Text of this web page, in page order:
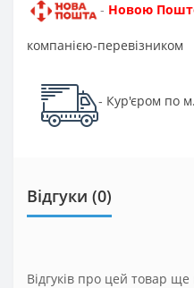
- Новою
компанією-перевізником
- Кур'єром по
Відгуки (0)
Відгуків про цей товар ще